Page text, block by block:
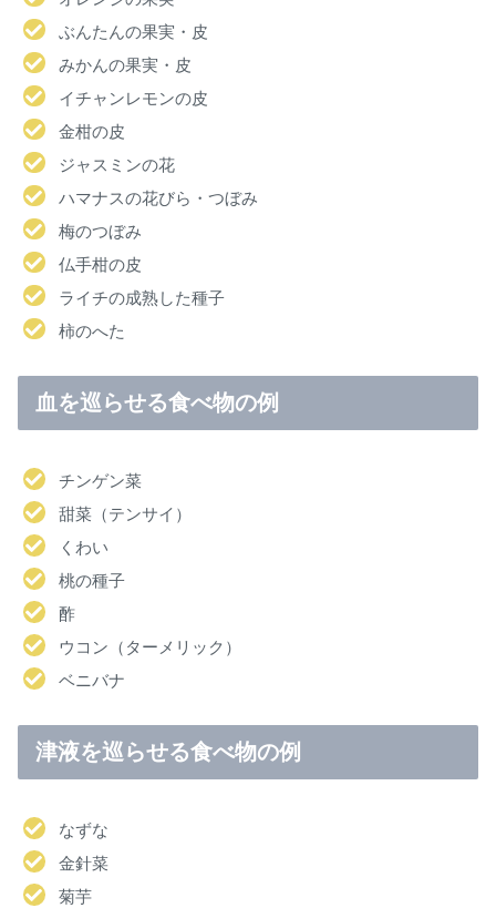
ぶんたんの果実・皮
みかんの果実・皮
イチャンレモンの皮
金柑の皮
ジャスミンの花
ハマナスの花びら・つぼみ
梅のつぼみ
仏手柑の皮
ライチの成熟した種子
柿のへた
血を巡らせる食べ物の例
チンゲン菜
甜菜（テンサイ）
くわい
桃の種子
酢
ウコン（ターメリック）
ベニバナ
津液を巡らせる食べ物の例
なずな
金針菜
菊芋